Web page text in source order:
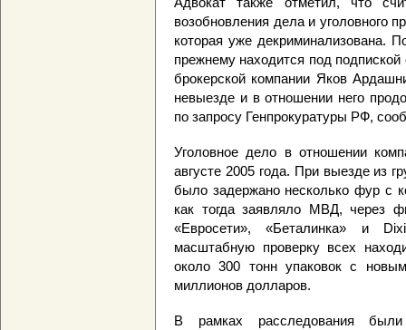
возобновления дела и уголовного
которая уже декриминализована.
прежнему находится под
брокерской компании Яков
невыезде и в отношении него
по запросу Генпрокуратуры РФ,
Уголовное дело в отношении
августе 2005 года. При выезде из
было задержано несколько фур с
как тогда заявляло МВД, через
«Евросети», «Беталинка» и
масштабную проверку всех
около 300 тонн упаковок с
миллионов долларов.
В рамках расследования были